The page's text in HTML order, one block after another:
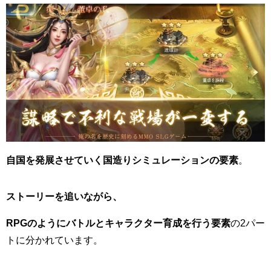
自国を発展させていく国造りシミュレーションの要素。
ストーリーを追いながら、
RPGのようにバトルとキャラクター育成を行う要素の2パー
トに分かれています。